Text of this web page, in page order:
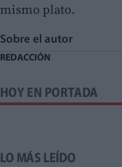
mismo plato.
Sobre el autor
REDACCIÓN
HOY EN PORTADA
LO MÁS LEÍDO